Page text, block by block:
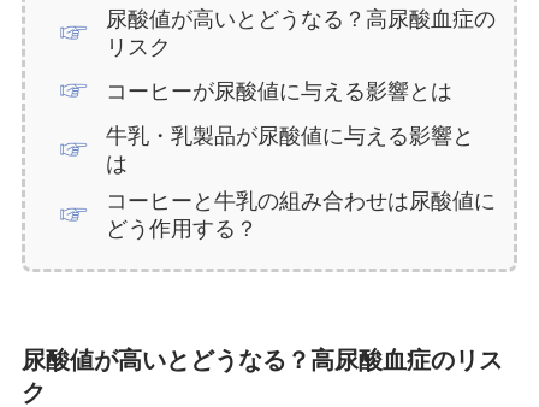
尿酸値が高いとどうなる？高尿酸血症の
リスク
コーヒーが尿酸値に与える影響とは
牛乳・乳製品が尿酸値に与える影響と
は
コーヒーと牛乳の組み合わせは尿酸値に
どう作用する？
尿酸値が高いとどうなる？高尿酸血症のリス
ク